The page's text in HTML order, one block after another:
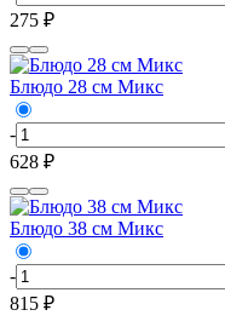
275 ₽
Блюдо 28 см Микс
-
628 ₽
Блюдо 38 см Микс
-
815 ₽